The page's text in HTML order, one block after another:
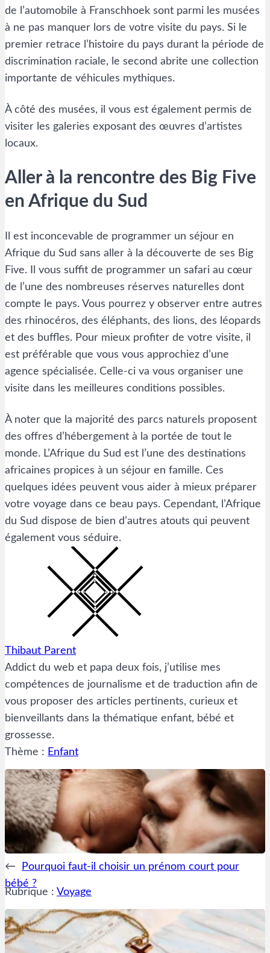
de l’automobile à Franschhoek sont parmi les musées
à ne pas manquer lors de votre visite du pays. Si le
premier retrace l’histoire du pays durant la période de
discrimination raciale, le second abrite une collection
importante de véhicules mythiques.
À côté des musées, il vous est également permis de
visiter les galeries exposant des œuvres d’artistes
locaux.
Aller à la rencontre des Big Five
en Afrique du Sud
Il est inconcevable de programmer un séjour en
Afrique du Sud sans aller à la découverte de ses Big
Five. Il vous suffit de programmer un safari au cœur
de l’une des nombreuses réserves naturelles dont
compte le pays. Vous pourrez y observer entre autres
des rhinocéros, des éléphants, des lions, des léopards
et des buffles. Pour mieux profiter de votre visite, il
est préférable que vous vous approchiez d’une
agence spécialisée. Celle-ci va vous organiser une
visite dans les meilleures conditions possibles.
À noter que la majorité des parcs naturels proposent
des offres d’hébergement à la portée de tout le
monde. L’Afrique du Sud est l’une des destinations
africaines propices à un séjour en famille. Ces
quelques idées peuvent vous aider à mieux préparer
votre voyage dans ce beau pays. Cependant, l’Afrique
du Sud dispose de bien d’autres atouts qui peuvent
également vous séduire.
Thibaut Parent
Addict du web et papa deux fois, j’utilise mes
compétences de journalisme et de traduction afin de
vous proposer des articles pertinents, curieux et
bienveillants dans la thématique enfant, bébé et
grossesse.
Thème : Enfant
←
Pourquoi faut-il choisir un prénom court pour
bébé ?
Rubrique : Voyage